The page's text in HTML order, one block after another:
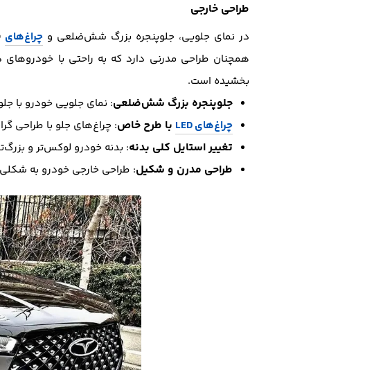
طراحی خارجی
در نمای جلویی، جلو‌پنجره بزرگ شش‌ضلعی و چراغ‌های
همچنان طراحی مدرنی دارد که به راحتی با
بخشیده است.
جلو‌پنجره بزرگ شش‌ضلعی: نمای جلویی خودرو با
چراغ‌های LED
با طرح خاص: چراغ‌های جلو با طراحی
تغییر استایل کلی بدنه: بدنه خودرو لوکس‌تر و
طراحی مدرن و شکیل: طراحی خارجی خودرو به شکلی